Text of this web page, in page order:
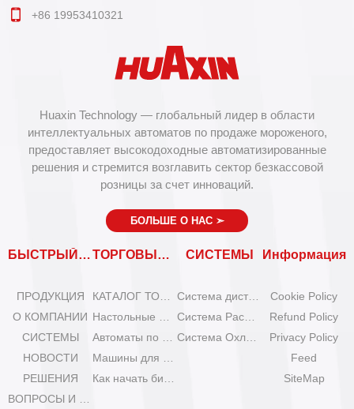
Huaxin Technology — глобальный лидер в области
интеллектуальных автоматов по продаже мороженого,
предоставляет высокодоходные автоматизированные
решения и стремится возглавить сектор безкассовой
розницы за счет инноваций.
БОЛЬШЕ О НАС ➣
БЫСТРЫЙ ВХОД
ПРОДУКЦИЯ
О КОМПАНИИ
СИСТЕМЫ
НОВОСТИ
РЕШЕНИЯ
ТОРГОВЫЕ АВТОМАТЫ СИСТЕМЫ Информация
Cookie Policy
Refund Policy
Privacy Policy
Feed
SiteMap
+86 19953410321